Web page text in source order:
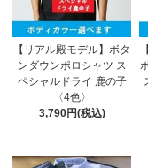
【リアル殿モデル】ボタ
ンダウンポロシャツ ス
ペシャルドライ 鹿の子
〈4色〉
3,790円(税込)